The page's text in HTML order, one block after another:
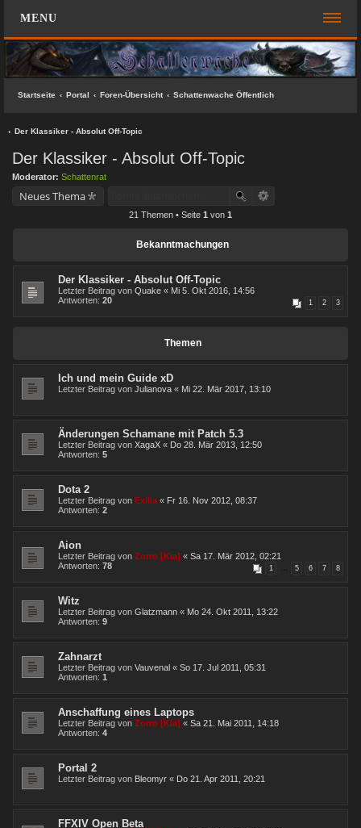
MENU
FOREN-ÜBERSICHT
Suche
Das Team
REGISTRIEREN
Startseite Portal Foren-Übersicht Schattenwache Öffentlich
Der Klassiker - Absolut Off-Topic
Der Klassiker - Absolut Off-Topic
Moderator: Schattenrat
Neues Thema
21 Themen • Seite 1 von 1
Bekanntmachungen
Der Klassiker - Absolut Off-Topic
Letzter Beitrag von Quake « Mi 5. Okt 2016, 14:56
Antworten: 20 1 2 3
Themen
Ich und mein Guide xD
Letzter Beitrag von Julianova « Mi 22. Mär 2017, 13:10
Änderungen Schamane mit Patch 5.3
Letzter Beitrag von XagaX « Do 28. Mär 2013, 12:50
Antworten: 5
Dota 2
Letzter Beitrag von Exilia « Fr 16. Nov 2012, 08:37
Antworten: 2
Aion
Letzter Beitrag von Zorro [Kia] « Sa 17. Mär 2012, 02:21
Antworten: 78 1 … 5 6 7 8
Witz
Letzter Beitrag von Glatzmann « Mo 24. Okt 2011, 13:22
Antworten: 9
Zahnarzt
Letzter Beitrag von Vauvenal « So 17. Jul 2011, 05:31
Antworten: 1
Anschaffung eines Laptops
Letzter Beitrag von Zorro [Kia] « Sa 21. Mai 2011, 14:18
Antworten: 4
Portal 2
Letzter Beitrag von Bleomyr « Do 21. Apr 2011, 20:21
FFXIV Open Beta